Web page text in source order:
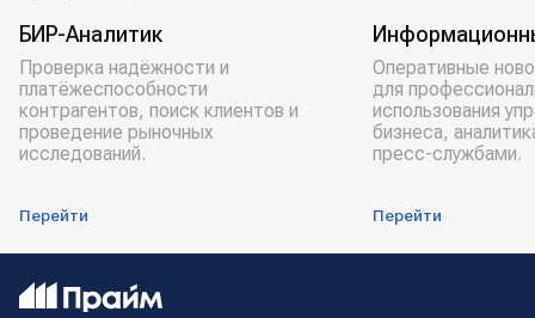
БИР-Аналитик
Проверка надёжности и
платёжеспособности
контрагентов, поиск клиентов и
проведение рыночных
исследований.
Перейти
Оперативные
для
использования
бизнеса,
пресс-службами.
Перейти